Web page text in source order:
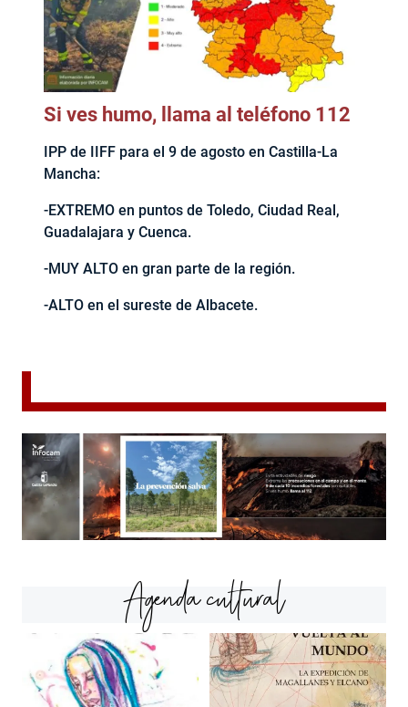
Si ves humo, llama al teléfono 112
IPP de IIFF para el 9 de agosto en Castilla-La
Mancha:
-EXTREMO en puntos de Toledo, Ciudad Real,
Guadalajara y Cuenca.
-MUY ALTO en gran parte de la región.
-ALTO en el sureste de Albacete.
Agenda cultural